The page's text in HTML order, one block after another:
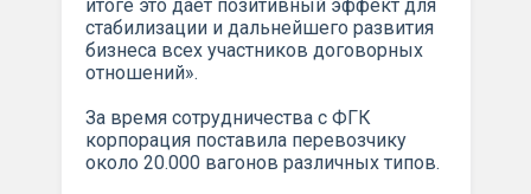
итоге это даёт позитивный эффект для
стабилизации и дальнейшего развития
бизнеса всех участников договорных
отношений».
За время сотрудничества с ФГК
корпорация поставила перевозчику
около 20.000 вагонов различных типов.